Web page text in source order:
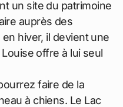
un site du patrimoine
auprès des
hiver, il devient une
offre à lui seul
faire de la
à chiens. Le Lac